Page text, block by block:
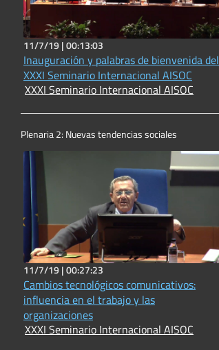
11/7/19 |00:13:03
Inauguración y palabras de bienvenida del
XXXI Seminario Internacional AISOC
XXXI Seminario Internacional AISOC
Plenaria 2: Nuevas tendencias sociales
11/7/19 |00:27:23
Cambios tecnológicos comunicativos:
influencia en el trabajo y las
organizaciones
XXXI Seminario Internacional AISOC